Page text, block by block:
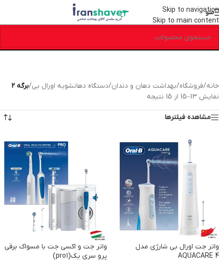
Skip to navigation
Skip to main content
منو
خانه/فروشگاه/بهداشت دهان و دندان/دستگاه دهانشویه اورال بی/برگه 2
نمایش 13–15 از 15 نتیجه
مشاهده فیلترها
واتر جت اورال بی شارژی مدل
AQUACARE 4
واتر جت و اکسی جت با مسواک برقی
پرو سری یک(pro1)